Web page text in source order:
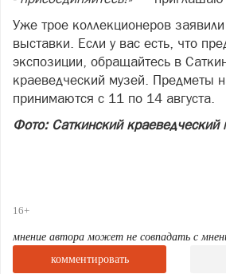
Уже трое коллекционеров
выставки. Если у вас есть, что
экспозиции, обращайтесь в
краеведческий музей. Предметы
принимаются с 11 по 14 августа.
Фото: Саткинский краеведческий
16+
мнение автора может не совпадать с
комментировать